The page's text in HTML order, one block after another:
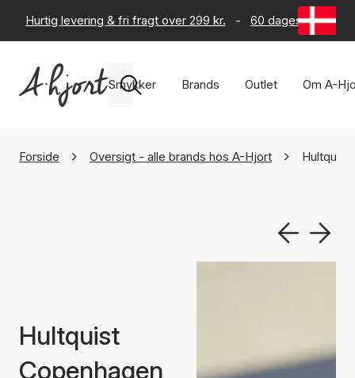
Hurtig levering & fri fragt over 299 kr. - 60 dages returret
Smykker Brands Outlet Om A-
Forside Oversigt - alle brands hos A-Hjort Hultquist
Hultquist
Copenhagen